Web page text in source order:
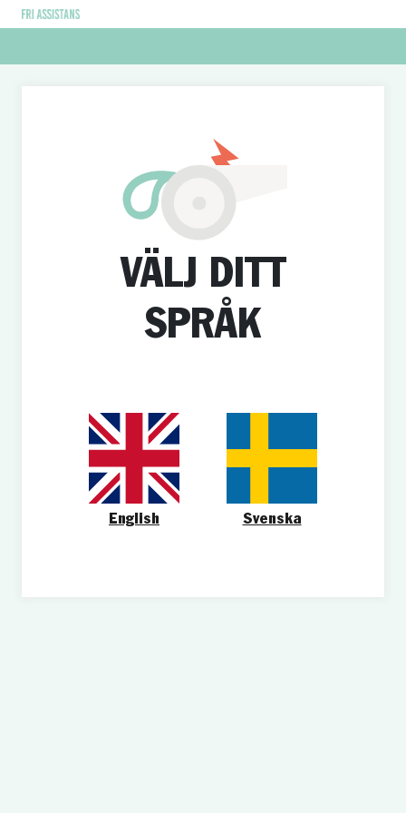
VÄLJ DITT
SPRÅK
English Svenska